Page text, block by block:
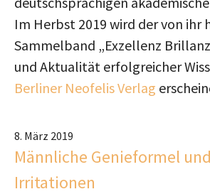
Im Herbst 2019 wird der von ihr
Sammelband „Exzellenz
und Aktualität erfolgreicher
Berliner Neofelis Verlag
8. März 2019
Männliche Genieformel
Irritationen